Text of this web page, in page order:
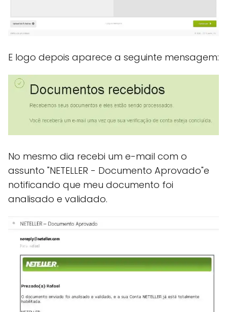
E logo depois aparece a seguinte mensagem:
No mesmo dia recebi um e-mail com o
assunto "NETELLER - Documento Aprovado"e
notificando que meu documento foi
analisado e validado.